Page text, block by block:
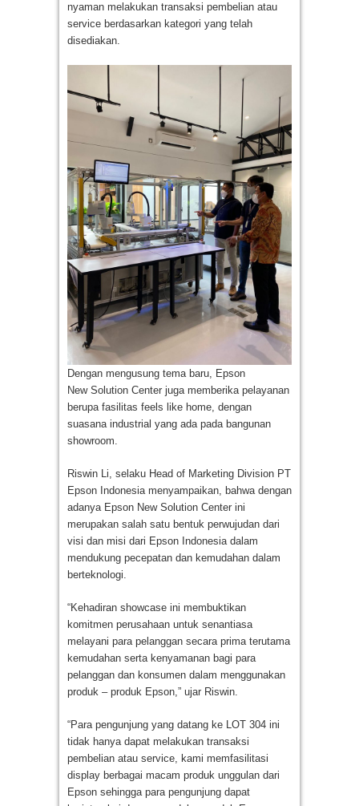
nyaman melakukan transaksi pembelian atau
service berdasarkan kategori yang telah
disediakan.
Dengan mengusung tema baru, Epson
New Solution Center juga memberika pelayanan
berupa fasilitas feels like home, dengan
suasana industrial yang ada pada bangunan
showroom.
Riswin Li, selaku Head of Marketing Division PT
Epson Indonesia menyampaikan, bahwa dengan
adanya Epson New Solution Center ini
merupakan salah satu bentuk perwujudan dari
visi dan misi dari Epson Indonesia dalam
mendukung pecepatan dan kemudahan dalam
berteknologi.
“Kehadiran showcase ini membuktikan
komitmen perusahaan untuk senantiasa
melayani para pelanggan secara prima terutama
kemudahan serta kenyamanan bagi para
pelanggan dan konsumen dalam menggunakan
produk – produk Epson,” ujar Riswin.
“Para pengunjung yang datang ke LOT 304 ini
tidak hanya dapat melakukan transaksi
pembelian atau service, kami memfasilitasi
display berbagai macam produk unggulan dari
Epson sehingga para pengunjung dapat